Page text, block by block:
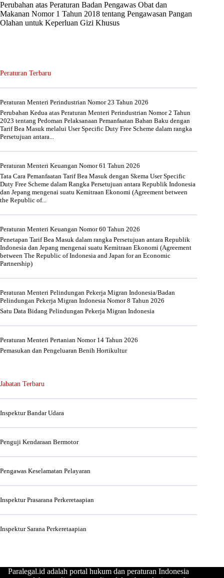
Perubahan atas Peraturan Badan Pengawas Obat dan
Makanan Nomor 1 Tahun 2018 tentang Pengawasan Pangan
Olahan untuk Keperluan Gizi Khusus
Peraturan Terbaru
Peraturan Menteri Perindustrian Nomor 23 Tahun 2026
Perubahan Kedua atas Peraturan Menteri Perindustrian Nomor 2 Tahun
2023 tentang Pedoman Pelaksanaan Pemanfaatan Bahan Baku dengan
Tarif Bea Masuk melalui User Specific Duty Free Scheme dalam rangka
Persetujuan antara...
Peraturan Menteri Keuangan Nomor 61 Tahun 2026
Tata Cara Pemanfaatan Tarif Bea Masuk dengan Skema User Specific
Duty Free Scheme dalam Rangka Persetujuan antara Republik Indonesia
dan Jepang mengenai suatu Kemitraan Ekonomi (Agreement between
the Republic of...
Peraturan Menteri Keuangan Nomor 60 Tahun 2026
Penetapan Tarif Bea Masuk dalam rangka Persetujuan antara Republik
Indonesia dan Jepang mengenai suatu Kemitraan Ekonomi (Agreement
between The Republic of Indonesia and Japan for an Economic
Partnership)
Peraturan Menteri Pelindungan Pekerja Migran Indonesia/Badan
Pelindungan Pekerja Migran Indonesia Nomor 8 Tahun 2026
Satu Data Bidang Pelindungan Pekerja Migran Indonesia
Peraturan Menteri Pertanian Nomor 14 Tahun 2026
Pemasukan dan Pengeluaran Benih Hortikultur
Jabatan Terbaru
Inspektur Bandar Udara
Penguji Kendaraan Bermotor
Pengawas Keselamatan Pelayaran
Inspektur Prasarana Perkeretaapian
Inspektur Sarana Perkeretaapian
Paralegal.id adalah portal hukum dan peraturan Indonesia